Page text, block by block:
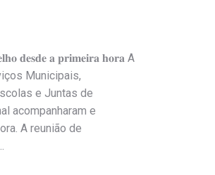
𝐝𝐞𝐬𝐝𝐞 𝐚 𝐩𝐫𝐢𝐦𝐞𝐢𝐫𝐚 𝐡𝐨𝐫𝐚 A
Municipais,
e Juntas de
acompanharam e
A reunião de